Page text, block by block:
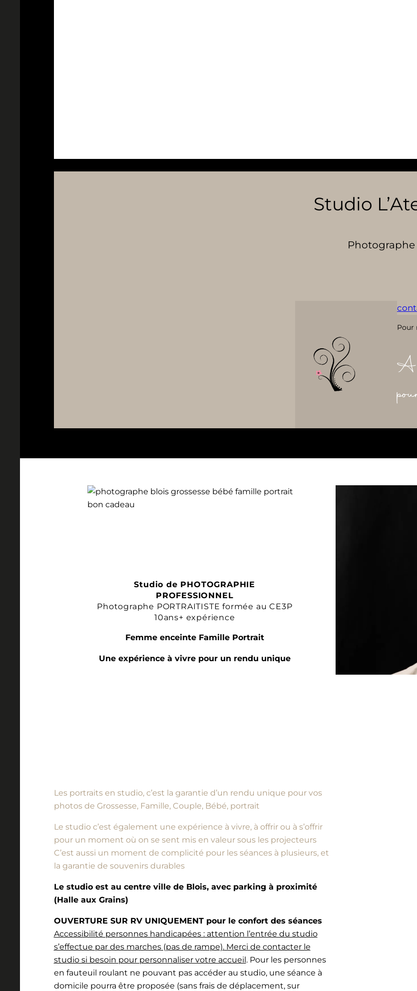
Studio
Photographe
Pour
A
Studio de PHOTOGRAPHIE
PROFESSIONNEL
Photographe PORTRAITISTE formée au CE3P
10ans+ expérience
Femme enceinte Famille Portrait
Une expérience à vivre pour un rendu unique
Les portraits en studio, c’est la garantie d’un rendu unique pour vos
photos de Grossesse, Famille, Couple, Bébé, portrait
Le studio c’est également une expérience à vivre, à offrir ou à s’offrir
pour un moment où on se sent mis en valeur sous les projecteurs
C’est aussi un moment de complicité pour les séances à plusieurs, et
la garantie de souvenirs durables
Le studio est au centre ville de Blois, avec parking à proximité
(Halle aux Grains)
OUVERTURE SUR RV UNIQUEMENT pour le confort des séances
Accessibilité personnes handicapées : attention l’entrée du studio
s’effectue par des marches (pas de rampe). Merci de contacter le
studio si besoin pour personnaliser votre accueil. Pour les personnes
en fauteuil roulant ne pouvant pas accéder au studio, une séance à
domicile pourra être proposée (sans frais de déplacement, sur